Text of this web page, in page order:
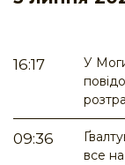
16:17
У
09:36
все